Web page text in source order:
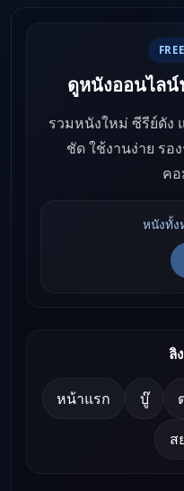
ดูหนังออนไลน์
รวมหนังใหม่ ซีรีย์ดัง
ชัด ใช้งานง่าย รอ
คอ
หนังทั้ง
ลิ
หน้าแรก บู๊
ส